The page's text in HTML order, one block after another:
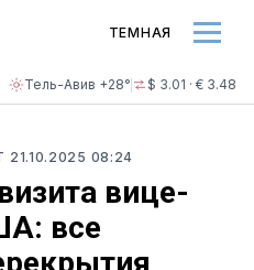
Тель-Авив +28° $ 3.01 · € 3.48
ТЕМНАЯ
21.10.2025 08:24
вице-
все